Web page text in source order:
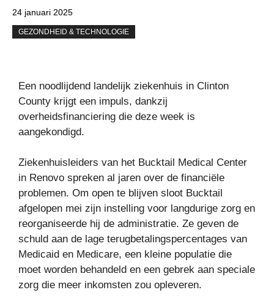
24 januari 2025
GEZONDHEID & TECHNOLOGIE
Een noodlijdend landelijk ziekenhuis in Clinton
County krijgt een impuls, dankzij
overheidsfinanciering die deze week is
aangekondigd.
Ziekenhuisleiders van het Bucktail Medical Center
in Renovo spreken al jaren over de financiële
problemen. Om open te blijven sloot Bucktail
afgelopen mei zijn instelling voor langdurige zorg en
reorganiseerde hij de administratie. Ze geven de
schuld aan de lage terugbetalingspercentages van
Medicaid en Medicare, een kleine populatie die
moet worden behandeld en een gebrek aan speciale
zorg die meer inkomsten zou opleveren.